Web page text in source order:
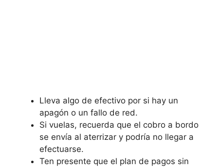
Lleva algo de efectivo por si hay un
apagón o un fallo de red.
Si vuelas, recuerda que el cobro a bordo
se envía al aterrizar y podría no llegar a
efectuarse.
Ten presente que el plan de pagos sin